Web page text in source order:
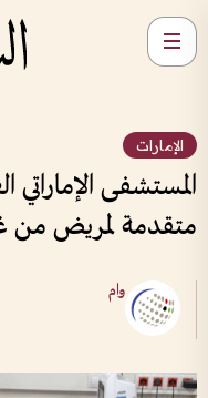
الإمارات
المستشفى
متقدمة لمريض من
وام